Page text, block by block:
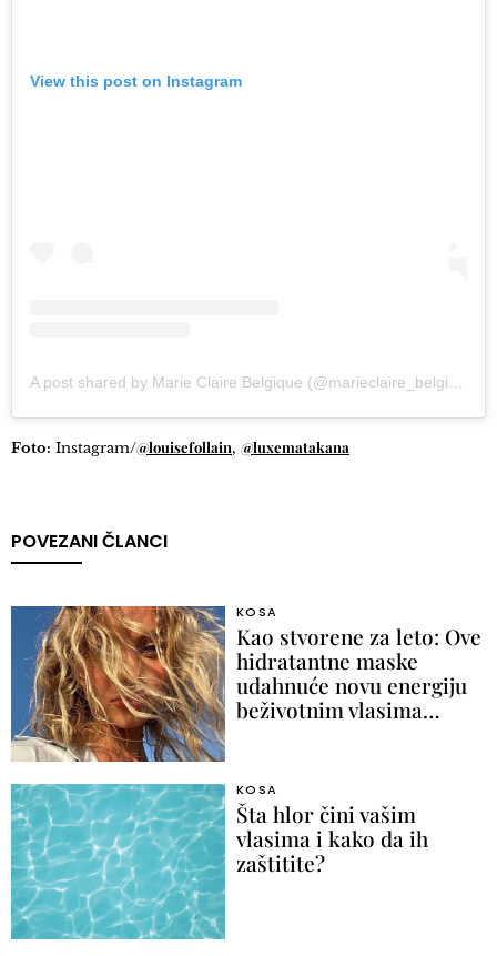
View this post on Instagram
Foto: Instagram/@louisefollain, @luxematakana
POVEZANI ČLANCI
KOSA
Kao stvorene za leto: Ove
hidratantne maske
udahnuće novu energiju
beživotnim vlasima…
KOSA
Šta hlor čini vašim
vlasima i kako da ih
zaštitite?